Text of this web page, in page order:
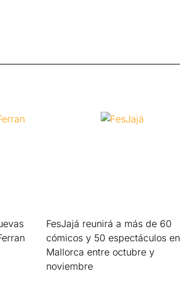
FesJajá reunirá a más de 60
cómicos y 50 espectáculos en
Mallorca entre octubre y
noviembre